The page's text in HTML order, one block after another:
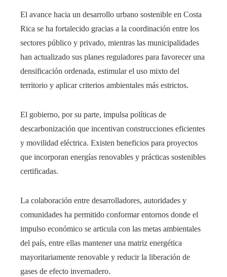
El avance hacia un desarrollo urbano sostenible en Costa
Rica se ha fortalecido gracias a la coordinación entre los
sectores público y privado, mientras las municipalidades
han actualizado sus planes reguladores para favorecer una
densificación ordenada, estimular el uso mixto del
territorio y aplicar criterios ambientales más estrictos.
El gobierno, por su parte, impulsa políticas de
descarbonización que incentivan construcciones eficientes
y movilidad eléctrica. Existen beneficios para proyectos
que incorporan energías renovables y prácticas sostenibles
certificadas.
La colaboración entre desarrolladores, autoridades y
comunidades ha permitido conformar entornos donde el
impulso económico se articula con las metas ambientales
del país, entre ellas mantener una matriz energética
mayoritariamente renovable y reducir la liberación de
gases de efecto invernadero.